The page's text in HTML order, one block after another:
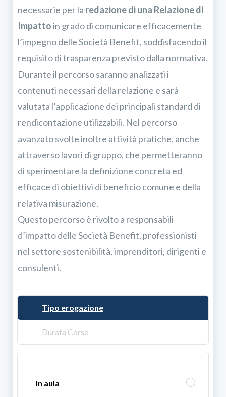
necessarie per la redazione di una Relazione di
Impattoin grado di comunicare efficacemente
l’impegno delle Società Benefit, soddisfacendo il
requisito di trasparenza previsto dalla normativa.
Durante il percorso saranno analizzati i
contenuti necessari della relazione e sarà
valutata l’applicazione dei principali standard di
rendicontazione utilizzabili. Nel percorso
avanzato svolte inoltre attività pratiche, anche
attraverso lavori di gruppo, che permetteranno
di sperimentare la definizione concreta ed
efficace di obiettivi di beneficio comune e della
relativa misurazione.
Questo percorso è rivolto a responsabili
d’impatto delle Società Benefit, professionisti
nel settore sostenibilità, imprenditori, dirigenti e
consulenti.
Tipo erogazione
Durata Corso
In aula